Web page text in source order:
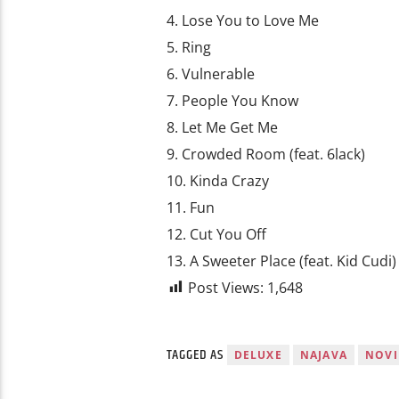
4. Lose You to Love Me
5. Ring
6. Vulnerable
7. People You Know
8. Let Me Get Me
9. Crowded Room (feat. 6lack)
10. Kinda Crazy
11. Fun
12. Cut You Off
13. A Sweeter Place (feat. Kid Cudi)
Post Views: 1,648
TAGGED AS DELUXE NAJAVA